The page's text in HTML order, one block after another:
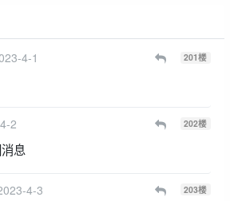
4-1 201楼
2 202楼
息
4-3 203楼